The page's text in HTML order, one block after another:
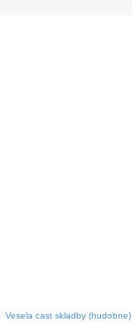
Vesela cast skladby (hudobne)